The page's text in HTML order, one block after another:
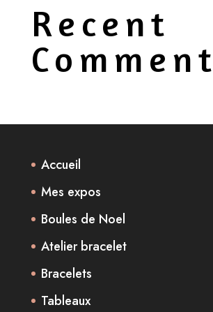
Recent
Accueil
Mes expos
Boules de Noel
Atelier bracelet
Bracelets
Tableaux